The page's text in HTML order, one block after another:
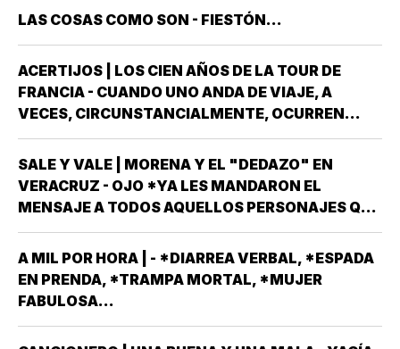
EN CUANTO A GOLPES CLIMÁTICOS *UNA OLA
LAS COSAS COMO SON - FIESTÓN...
ACERTIJOS | LOS CIEN AÑOS DE LA TOUR DE
FRANCIA - CUANDO UNO ANDA DE VIAJE, A
VECES, CIRCUNSTANCIALMENTE, OCURREN
COSAS QUE NO LLEVABAS PLANEADA *ME HAN
OCURRIDO ALGUNAS OCASIONES *AHORA
REMEMORO ESTA PORQUE TENEMOS A UN
MEXICANO EN EL TOP TEN DE…
SALE Y VALE | MORENA Y EL "DEDAZO" EN
VERACRUZ - OJO *YA LES MANDARON EL
MENSAJE A TODOS AQUELLOS PERSONAJES QUE
ASPIRAN A SER CANDIDATOS A DIPUTADOS
LOCALES, EN ALGUNO DE LOS 30 DISTRITOS QUE
HAY EN VERACRUZ POR EL PARTIDO MORENA,
DESPUÉS QUE NO…
A MIL POR HORA | - *DIARREA VERBAL, *ESPADA
EN PRENDA, *TRAMPA MORTAL, *MUJER
FABULOSA...